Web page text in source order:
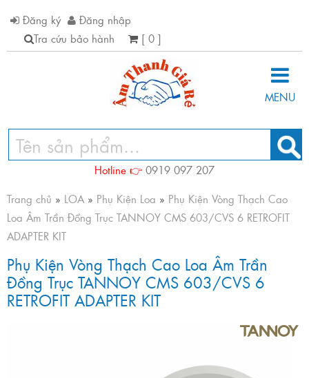
Đăng ký
Đăng nhập
Tra cứu bảo hành
[ 0 ]
MENU
Hotline 👉 0919 097 207
Trang chủ » LOA » Phụ Kiện Loa » Phụ Kiện Vòng Thạch Cao
Loa Âm Trần Đồng Trục TANNOY CMS 603/CVS 6 RETROFIT
ADAPTER KIT
Phụ Kiện Vòng Thạch Cao Loa Âm Trần
Đồng Trục TANNOY CMS 603/CVS 6
RETROFIT ADAPTER KIT